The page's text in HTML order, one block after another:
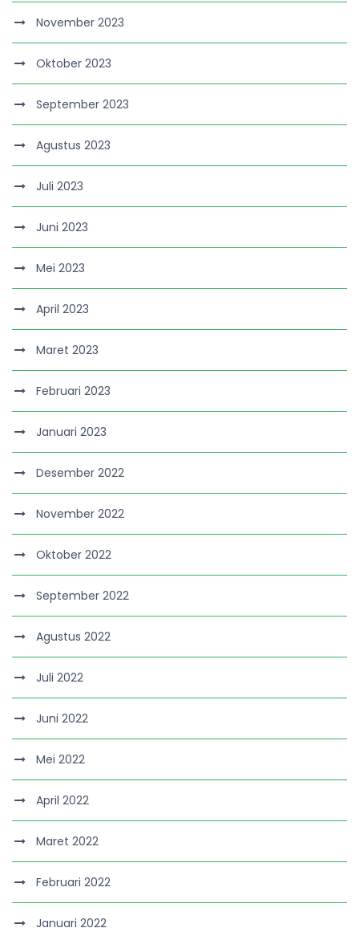
November 2023
Oktober 2023
September 2023
Agustus 2023
Juli 2023
Juni 2023
Mei 2023
April 2023
Maret 2023
Februari 2023
Januari 2023
Desember 2022
November 2022
Oktober 2022
September 2022
Agustus 2022
Juli 2022
Juni 2022
Mei 2022
April 2022
Maret 2022
Februari 2022
Januari 2022